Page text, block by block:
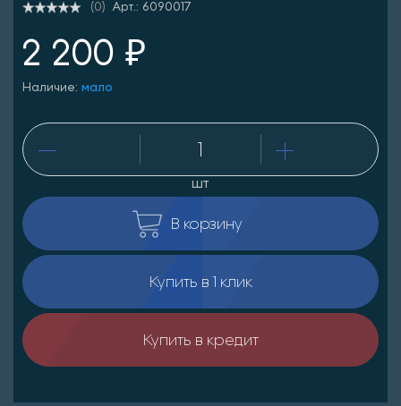
(0) Арт.: 6090017
2 200 ₽
Наличие: мало
шт
В корзину
Купить в 1 клик
Купить в кредит